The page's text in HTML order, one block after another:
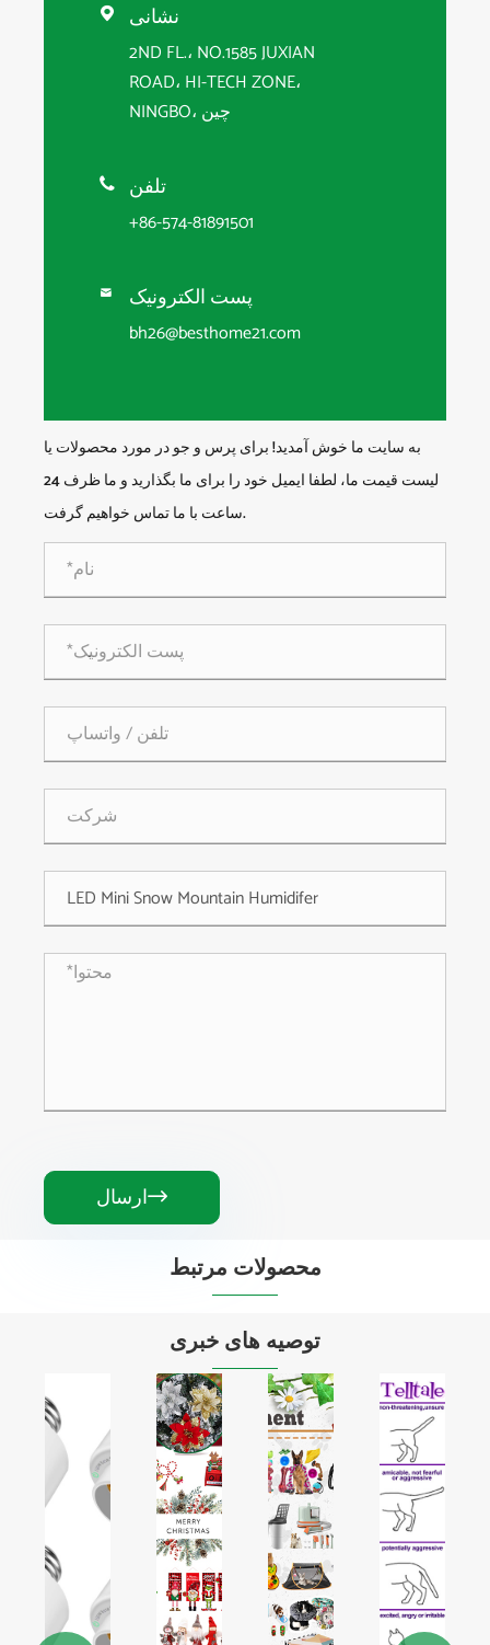
 نشانی
2ND FL.، NO.1585 JUXIAN
ROAD، HI-TECH ZONE،
NINGBO، چین
 تلفن
+86-574-81891501
 پست الکترونیک
bh26@besthome21.com
به سایت ما خوش آمدید! برای پرس و جو در مورد محصولات یا
لیست قیمت ما، لطفا ایمیل خود را برای ما بگذارید و ما ظرف 24
ساعت با ما تماس خواهیم گرفت.
ارسال
محصولات مرتبط
توصیه های خبری